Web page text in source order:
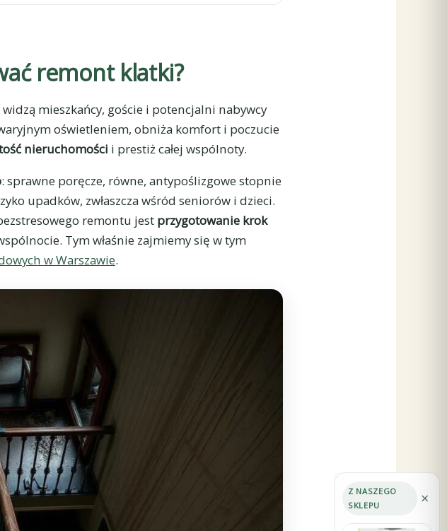
remont klatki?
mieszkańcy, goście i potencjalni nabywcy
oświetleniem, obniża komfort i poczucie
nieruchomości i prestiż całej wspólnoty.
: sprawne poręcze, równe, antypoślizgowe stopnie
upadków, zwłaszcza wśród seniorów i dzieci.
remontu jest przygotowanie krok
Tym właśnie zajmiemy się w tym
w Warszawie.
Z NASZEGO
SKLEPU
×